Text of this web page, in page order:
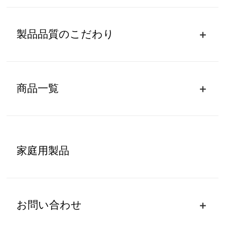
製品品質のこだわり
商品一覧
家庭用製品
お問い合わせ